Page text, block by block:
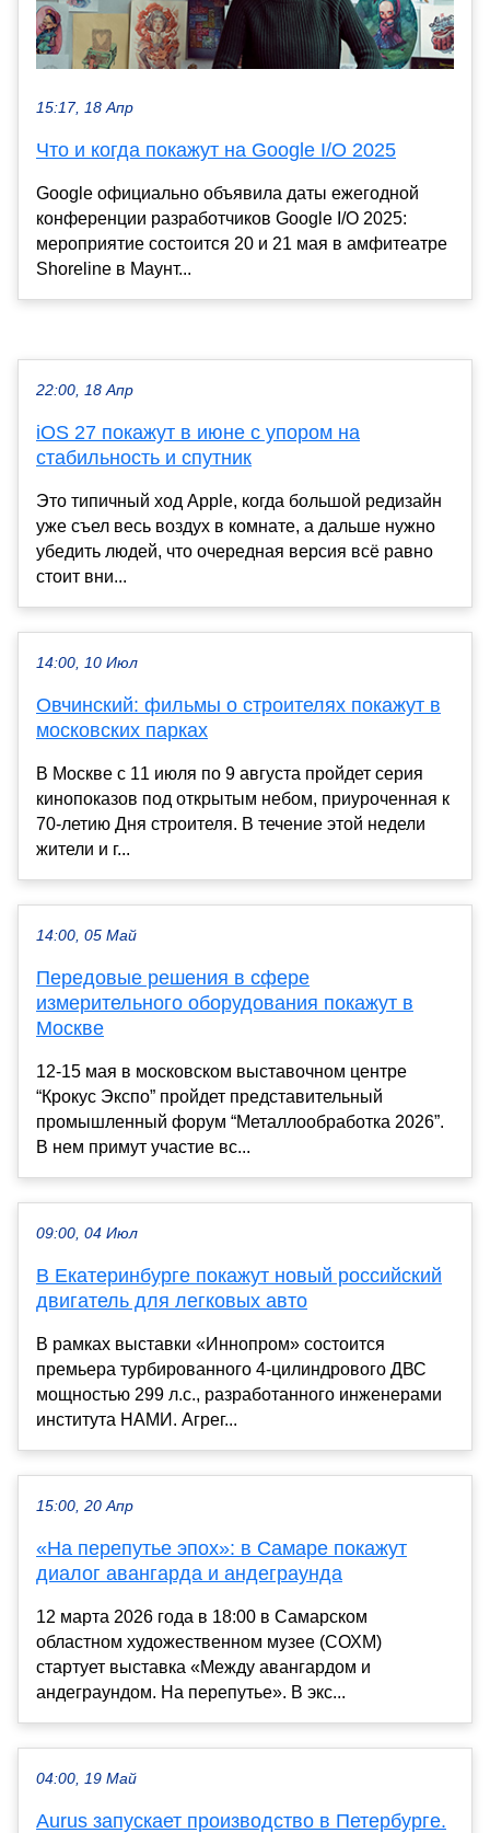
15:17, 18 Апр
Что и когда покажут на Google I/O 2025
Google официально объявила даты ежегодной
конференции разработчиков Google I/O 2025:
мероприятие состоится 20 и 21 мая в амфитеатре
Shoreline в Маунт...
22:00, 18 Апр
iOS 27 покажут в июне с упором на
стабильность и спутник
Это типичный ход Apple, когда большой редизайн
уже съел весь воздух в комнате, а дальше нужно
убедить людей, что очередная версия всё равно
стоит вни...
14:00, 10 Июл
Овчинский: фильмы о строителях покажут в
московских парках
В Москве с 11 июля по 9 августа пройдет серия
кинопоказов под открытым небом, приуроченная к
70-летию Дня строителя. В течение этой недели
жители и г...
14:00, 05 Май
Передовые решения в сфере
измерительного оборудования покажут в
Москве
12-15 мая в московском выставочном центре
“Крокус Экспо” пройдет представительный
промышленный форум “Металлообработка 2026”.
В нем примут участие вс...
09:00, 04 Июл
В Екатеринбурге покажут новый российский
двигатель для легковых авто
В рамках выставки «Иннопром» состоится
премьера турбированного 4-цилиндрового ДВС
мощностью 299 л.с., разработанного инженерами
института НАМИ. Агрег...
15:00, 20 Апр
«На перепутье эпох»: в Самаре покажут
диалог авангарда и андеграунда
12 марта 2026 года в 18:00 в Самарском
областном художественном музее (СОХМ)
стартует выставка «Между авангардом и
андеграундом. На перепутье». В экс...
04:00, 19 Май
Aurus запускает производство в Петербурге.